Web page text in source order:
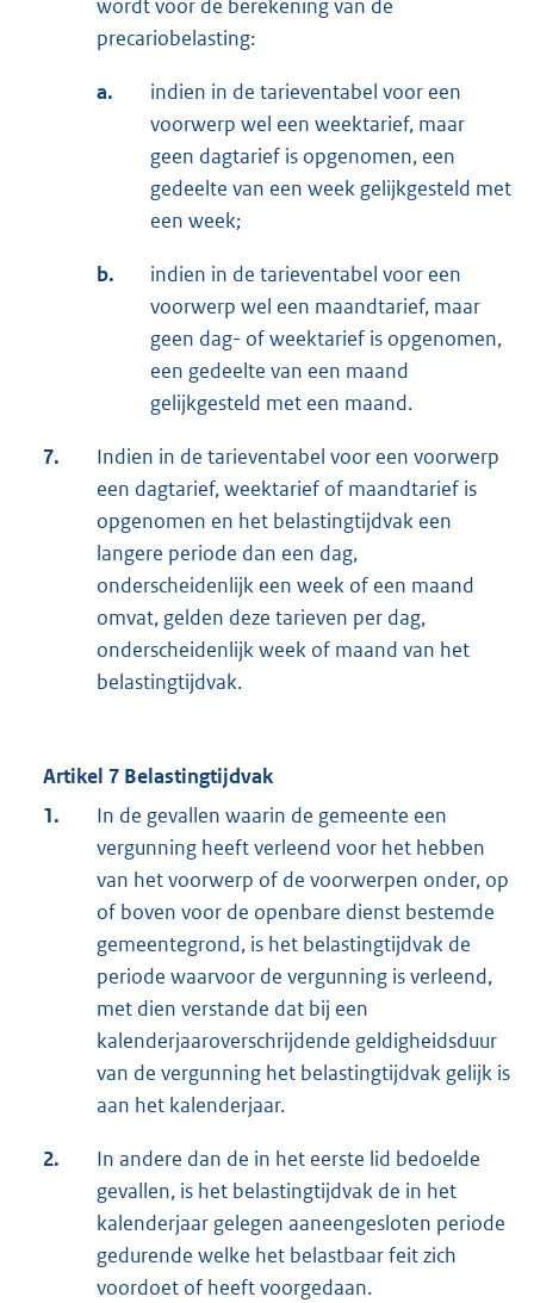
wordt voor de berekening van de
precariobelasting:
a.
indien in de tarieventabel voor een
voorwerp wel een weektarief, maar
geen dagtarief is opgenomen, een
gedeelte van een week gelijkgesteld met
een week;
b.
indien in de tarieventabel voor een
voorwerp wel een maandtarief, maar
geen dag- of weektarief is opgenomen,
een gedeelte van een maand
gelijkgesteld met een maand.
7.
Indien in de tarieventabel voor een voorwerp
een dagtarief, weektarief of maandtarief is
opgenomen en het belastingtijdvak een
langere periode dan een dag,
onderscheidenlijk een week of een maand
omvat, gelden deze tarieven per dag,
onderscheidenlijk week of maand van het
belastingtijdvak.
Artikel 7 Belastingtijdvak
1.
In de gevallen waarin de gemeente een
vergunning heeft verleend voor het hebben
van het voorwerp of de voorwerpen onder, op
of boven voor de openbare dienst bestemde
gemeentegrond, is het belastingtijdvak de
periode waarvoor de vergunning is verleend,
met dien verstande dat bij een
kalenderjaaroverschrijdende geldigheidsduur
van de vergunning het belastingtijdvak gelijk is
aan het kalenderjaar.
2.
In andere dan de in het eerste lid bedoelde
gevallen, is het belastingtijdvak de in het
kalenderjaar gelegen aaneengesloten periode
gedurende welke het belastbaar feit zich
voordoet of heeft voorgedaan.